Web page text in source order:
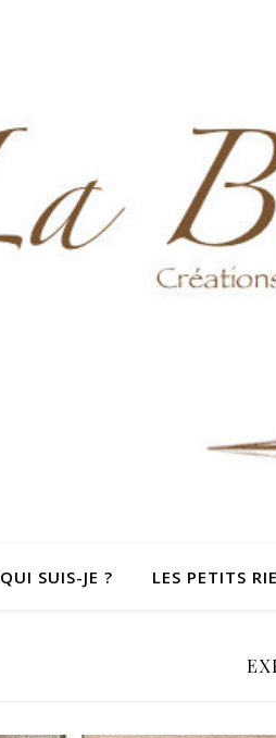
QUI SUIS-JE ? LES PETITS